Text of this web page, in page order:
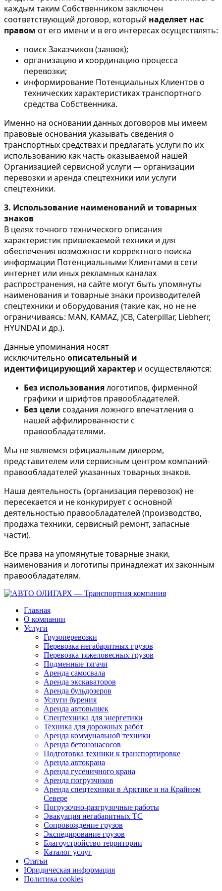
каждым таким Собственником заключен
соответствующий договор, который наделяет нас
правом от его имени и в его интересах осуществлять:
поиск Заказчиков (заявок);
организацию и координацию процесса
перевозки;
информирование Потенциальных Клиентов о
технических характеристиках транспортного
средства Собственника.
Именно на основании данных договоров мы имеем
правовые основания указывать сведения о
транспортных средствах и предлагать услуги по их
использованию как часть оказываемой нашей
Организацией сервисной услуги — организации
перевозки и аренда спецтехники или услуги
спецтехники.
3. Использование наименований и товарных
знаков
В целях точного технического описания
характеристик привлекаемой техники и для
обеспечения возможности корректного поиска
информации Потенциальными Клиентами в сети
интернет или иных рекламных каналах
распространения, на сайте могут быть упомянуты
наименования и товарные знаки производителей
спецтехники и оборудования (такие как, но не не
ограничиваясь: MAN, KAMAZ, JCB, Caterpillar, Liebherr,
HYUNDAI и др.).
Данные упоминания носят
исключительно описательный и
идентифицирующий характер и осуществляются:
Без использованиялоготипов, фирменной
графики и шрифтов правообладателей.
Без цели создания ложного впечатления о
нашей аффилированности с
правообладателями.
Мы не являемся официальным дилером,
представителем или сервисным центром компаний-
правообладателей указанных товарных знаков.
Наша деятельность (организация перевозок) не
пересекается и не конкурирует с основной
деятельностью правообладателей (производство,
продажа техники, сервисный ремонт, запасные
части).
Все права на упомянутые товарные знаки,
наименования и логотипы принадлежат их законным
правообладателям.
Главная
О компании
Услуги
Грузоперевозки
Перевозка негабаритных грузов
Перевозка тяжеловесных грузов
Подменные тягачи
Аренда самосвала
Аренда экскаваторов
Аренда бульдозеров
Услуги бурения
Аренда автовышек
Спецтехника для энергетики
Техника для дорожных работ
Аренда коммунальной техники
Аренда бетононасосов
Подготовка техники к транспортировке
Аренда автокрана
Аренда гусеничного крана
Аренда погрузчиков
Аренда спецтехники в Арктике и на Крайнем
Севере
Погрузочно-разгрузочные работы
Эвакуация негабаритных ТС
Сопровождение грузов
Экспедирование грузов
Благоустройство территории
Каталог услуг
Статьи
Юридическая информация
Политика cookies